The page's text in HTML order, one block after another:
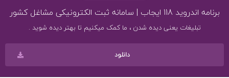
برنامه اندروید 118 ایجاب | سامانه ثبت الکترونیکی مشاغل کشور
تبلیغات یعنی دیده شدن ، ما کمک میکنیم تا بهتر دیده شوید .
دانلود